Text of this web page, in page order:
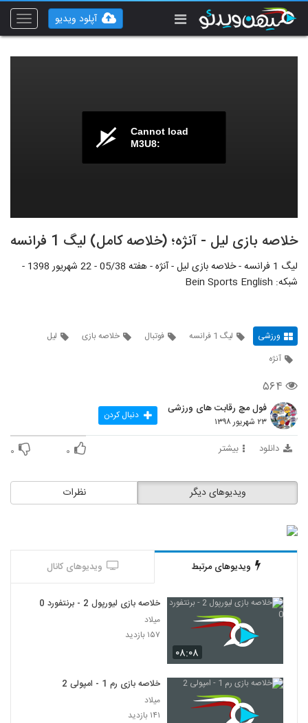
Toggle
آپلود ویدیو
Cannot load
M3U8:
خلاصه بازی لیل - آنژه؛ (خلاصه کامل) لیگ 1 فرانسه
لیگ 1 فرانسه - خلاصه بازی لیل - آنژه - هفته 05/38 - 22 شهریور 1398 -
شبکه: Bein Sports English
ورزشی لیگ 1 فرانسه فوتبال خلاصه بازی
لیل
آنژه
۵۶۴
فول مچ رقابت های ورزشی
۲۳ شهریور ۱۳۹۸ دنبال کردن
دانلود بیشتر ۰ ۰
نظرات ویدیوهای دیگر
ویدیوهای مرتبط ویدیوهای کانال
۰۸:۰۸
خلاصه بازی لیورپول 2 - برنتفورد 0
میلاد
۱۵۷ بازدید
خلاصه بازی رم 1 - امپولی 2
میلاد
۱۴۱ بازدید